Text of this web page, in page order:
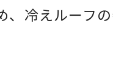
冷えルーフ